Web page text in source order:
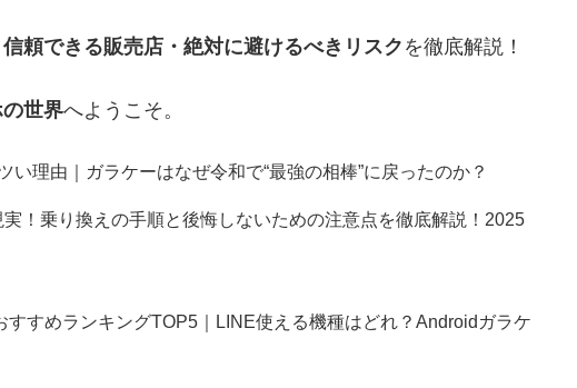
頼できる販売店・絶対に避けるべきリスク を徹底解説！
の世界へようこそ。
い理由｜ガラケーはなぜ令和で“最強の相棒”に戻ったのか？
！乗り換えの手順と後悔しないための注意点を徹底解説！2025
すすめランキングTOP5｜LINE使える機種はどれ？Androidガラケ